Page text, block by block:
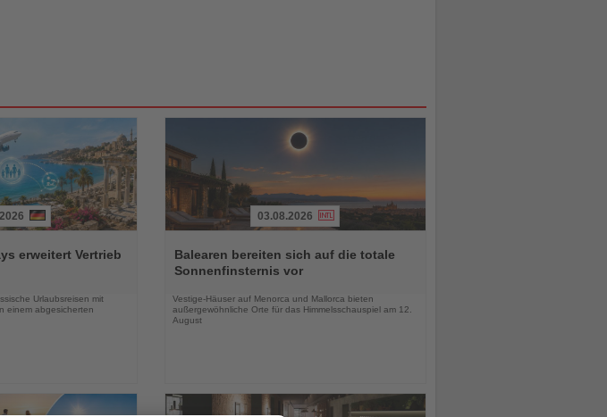
erweitert Vertrieb
Urlaubsreisen mit
einem abgesicherten
Sie
die
03.08.2026
Balearen bereiten sich auf die totale
Sonnenfinsternis vor
Vestige-Häuser auf Menorca und Mallorca bieten
außergewöhnliche Orte für das Himmelsschauspiel am 12.
August